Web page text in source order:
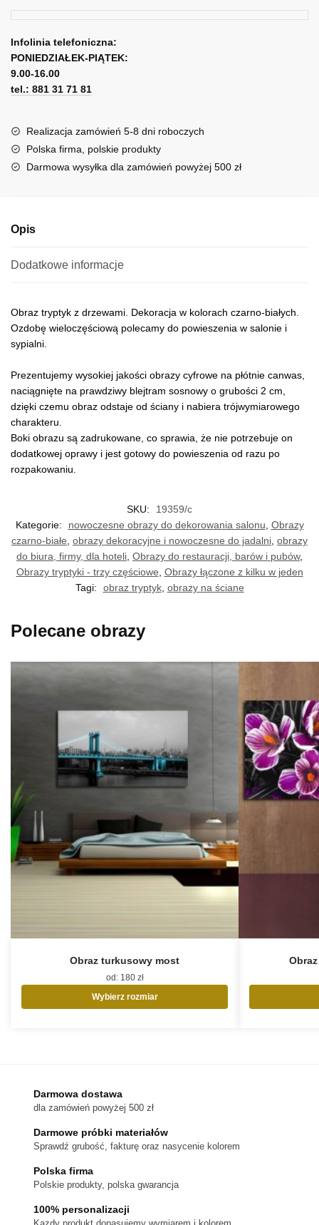
czarno-
białymi
drzewami
Infolinia telefoniczna:
PONIEDZIAŁEK-PIĄTEK:
9.00-16.00
tel.: 881 31 71 81
Realizacja zamówień 5-8 dni roboczych
Polska firma, polskie produkty
Darmowa wysyłka dla zamówień powyżej 500 zł
Opis
Dodatkowe informacje
Obraz tryptyk z drzewami. Dekoracja w kolorach czarno-białych.
Ozdobę wieloczęściową polecamy do powieszenia w salonie i
sypialni.
Prezentujemy wysokiej jakości obrazy cyfrowe na płótnie canwas,
naciągnięte na prawdziwy blejtram sosnowy o grubości 2 cm,
dzięki czemu obraz odstaje od ściany i nabiera trójwymiarowego
charakteru.
Boki obrazu są zadrukowane, co sprawia, że nie potrzebuje on
dodatkowej oprawy i jest gotowy do powieszenia od razu po
rozpakowaniu.
SKU:
19359/c
Kategorie:
nowoczesne obrazy do dekorowania salonu Obrazy
czarno-białe obrazy dekoracyjne i nowoczesne do jadalni obrazy
do biura, firmy, dla hoteli Obrazy do restauracji, barów i pubów,
Obrazy tryptyki - trzy częściowe Obrazy łączone z kilku w jeden
Tagi:
obraz tryptyk, obrazy na ściane
Polecane obrazy
Obraz turkusowy most
od: 180 zł
Wybierz rozmiar
wybrać
stronie
produktu
Darmowa dostawa
dla zamówień powyżej 500 zł
Darmowe próbki materiałów
Sprawdź grubość, fakturę oraz nasycenie kolorem
Polska firma
Polskie produkty, polska gwarancja
100% personalizacji